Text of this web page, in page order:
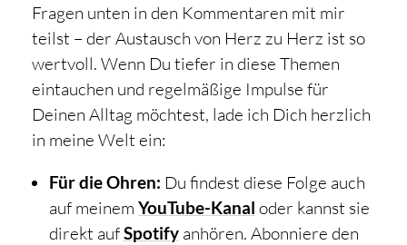
Fragen unten in den Kommentaren mit mir
teilst – der Austausch von Herz zu Herz ist so
wertvoll. Wenn Du tiefer in diese Themen
eintauchen und regelmäßige Impulse für
Deinen Alltag möchtest, lade ich Dich herzlich
in meine Welt ein:
Für die Ohren: Du findest diese Folge auch
auf meinem YouTube-Kanal oder kannst sie
direkt aufSpotifyanhören. Abonniere den